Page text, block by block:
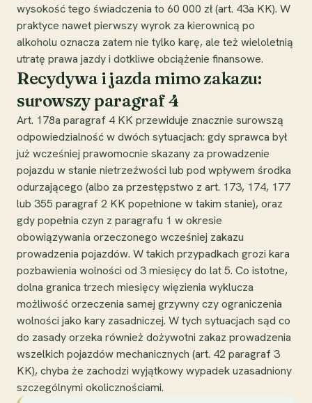
wysokość tego świadczenia to 60 000 zł (art. 43a KK). W
praktyce nawet pierwszy wyrok za kierownicą po
alkoholu oznacza zatem nie tylko karę, ale też wieloletnią
utratę prawa jazdy i dotkliwe obciążenie finansowe.
Recydywa i jazda mimo zakazu:
surowszy paragraf 4
Art. 178a paragraf 4 KK przewiduje znacznie surowszą
odpowiedzialność w dwóch sytuacjach: gdy sprawca był
już wcześniej prawomocnie skazany za prowadzenie
pojazdu w stanie nietrzeźwości lub pod wpływem środka
odurzającego (albo za przestępstwo z art. 173, 174, 177
lub 355 paragraf 2 KK popełnione w takim stanie), oraz
gdy popełnia czyn z paragrafu 1 w okresie
obowiązywania orzeczonego wcześniej zakazu
prowadzenia pojazdów. W takich przypadkach grozi kara
pozbawienia wolności od 3 miesięcy do lat 5. Co istotne,
dolna granica trzech miesięcy więzienia wyklucza
możliwość orzeczenia samej grzywny czy ograniczenia
wolności jako kary zasadniczej. W tych sytuacjach sąd co
do zasady orzeka również dożywotni zakaz prowadzenia
wszelkich pojazdów mechanicznych (art. 42 paragraf 3
KK), chyba że zachodzi wyjątkowy wypadek uzasadniony
szczególnymi okolicznościami.